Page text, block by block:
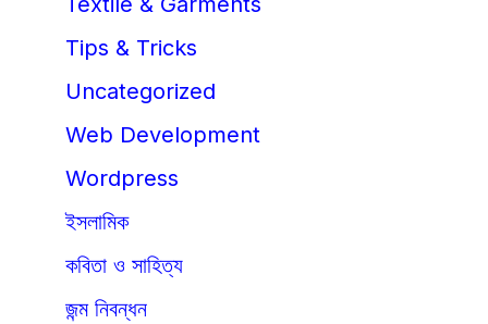
Tips & Tricks
Uncategorized
Web Development
Wordpress
ইসলামিক
কবিতা ও সাহিত্য
জন্ম নিবন্ধন